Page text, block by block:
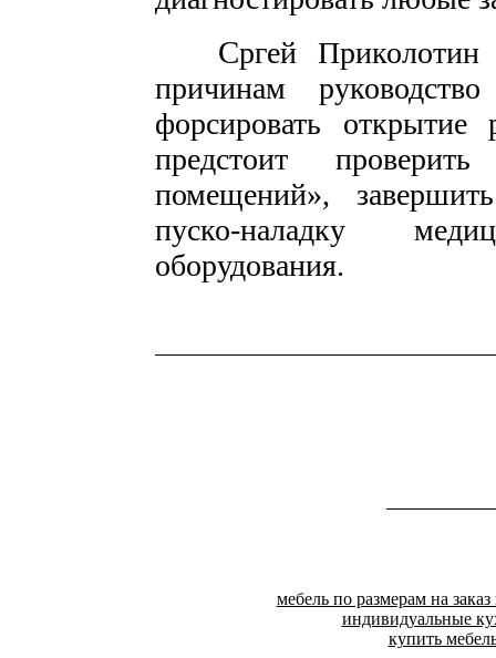
Сргей
причинам
форсировать
предстоит
помещений»,
пуско-наладку
оборудования.
мебель по размерам на
индивидуальные
купить